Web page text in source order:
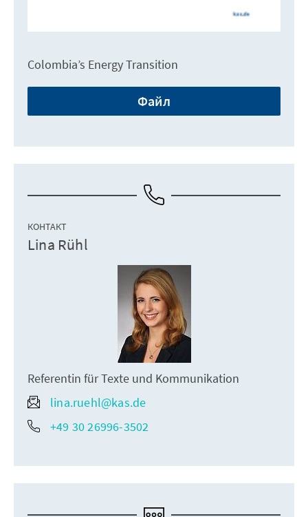
Colombia’s Energy Transition
Файл
КОНТАКТ
Lina Rühl
Referentin für Texte und Kommunikation
lina.ruehl@kas.de
+49 30 26996-3502